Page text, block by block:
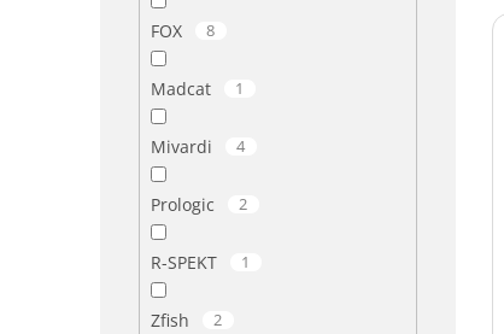
FOX 8
Madcat 1
Mivardi 4
Prologic 2
R-SPEKT 1
Zfish 2